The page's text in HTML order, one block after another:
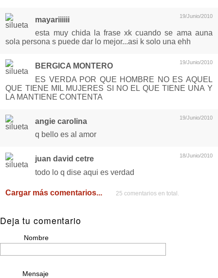
19/Junio/2010
mayariiiiii
esta muy chida la frase xk cuando se ama auna
sola persona s puede dar lo mejor...asi k solo una ehh
19/Junio/2010
BERGICA MONTERO
ES VERDA POR QUE HOMBRE NO ES AQUEL
QUE TIENE MIL MUJERES SI NO EL QUE TIENE UNA Y
LA MANTIENE CONTENTA
19/Junio/2010
angie carolina
q bello es al amor
18/Junio/2010
juan david cetre
todo lo q dise aqui es verdad
Cargar más comentarios... 25 comentarios en total.
Deja tu comentario
Nombre
Mensaje